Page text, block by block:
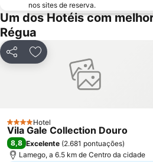
Dolce Vita Douro
Miradouro de São Leonardo da Galafura
Igreja de São Paulo ou Capela Nova
Igreja de São Pedro de Ferreira
nos sites de reserva.
Um dos Hotéis com
Régua
PartilharAdicionar aos favoritos
4 Estrelas
Hotel
Vila Gale Collection Douro
8,8 Excelente (2.681 pontuações)
Lamego, a 6.5 km de Centro da cidade